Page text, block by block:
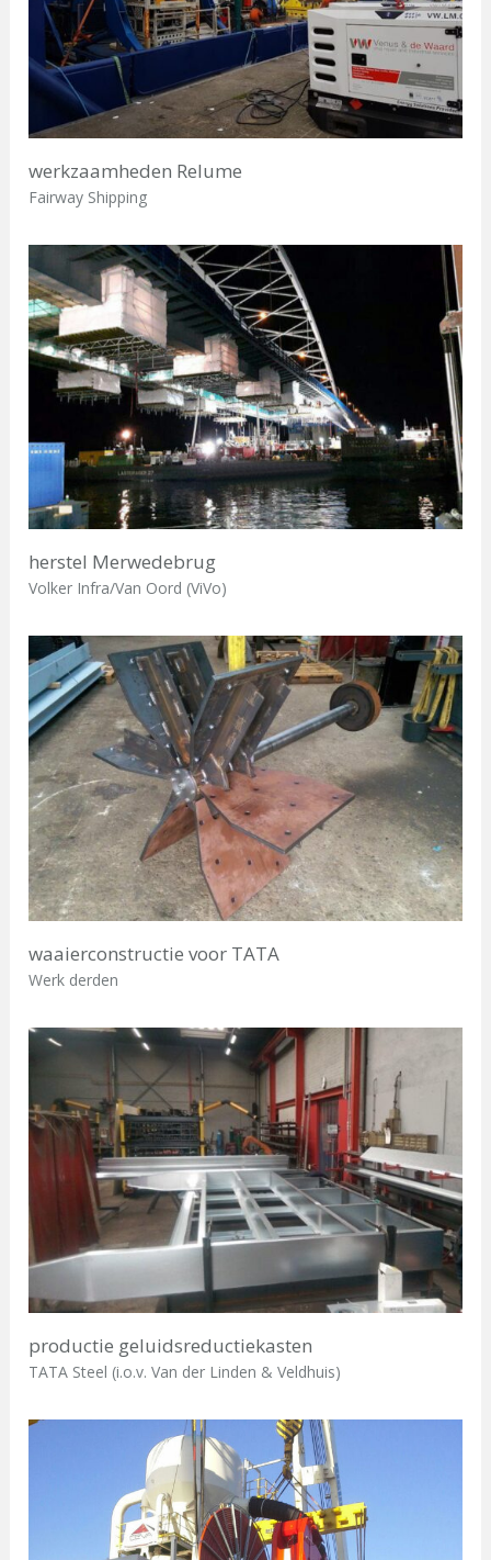
werkzaamheden Relume
Fairway Shipping
herstel Merwedebrug
Volker Infra/Van Oord (ViVo)
waaierconstructie voor TATA
Werk derden
productie geluidsreductiekasten
TATA Steel (i.o.v. Van der Linden & Veldhuis)